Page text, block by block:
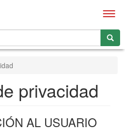
privacidad
AL USUARIO